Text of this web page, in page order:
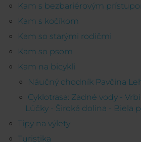
Kam s bezbariérovým
Kam s kočíkom
Kam so starými rodičmi
Kam so psom
Kam na bicykli
Náučný chodník Pavčina
Cyklotrasa: Zadné vody -
Lúčky - Široká dolina - Biela
Tipy na výlety
Turistika